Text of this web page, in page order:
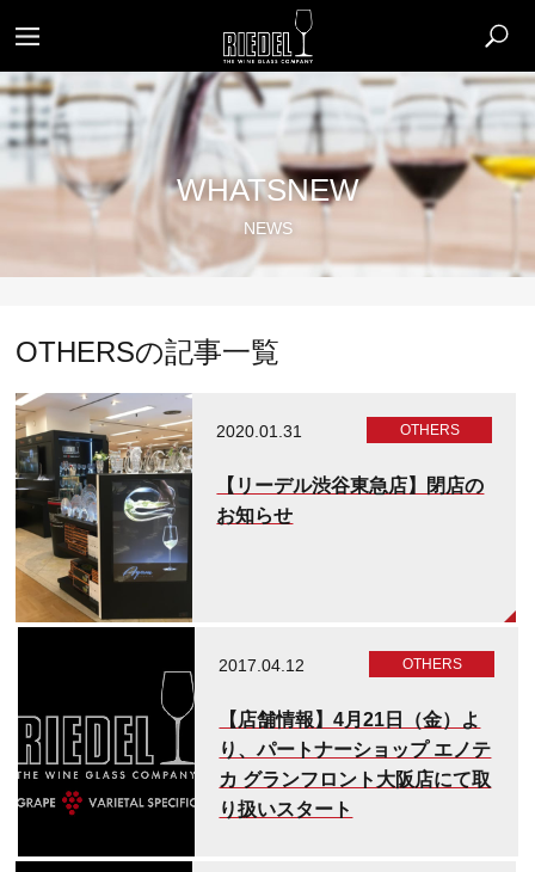
WHATSNEW
NEWS
OTHERSの記事一覧
2020.01.31 OTHERS
【リーデル渋谷東急店】閉店の
お知らせ
2017.04.12 OTHERS
【店舗情報】4月21日（金）よ
り、パートナーショップ エノテ
カ グランフロント大阪店にて取
り扱いスタート